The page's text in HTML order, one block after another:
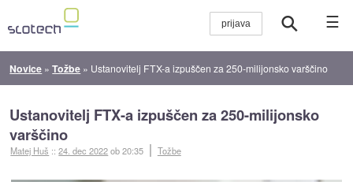
☰
Novice »Tožbe » Ustanovitelj FTX-a izpuščen za 250-milijonsko varščino
Ustanovitelj FTX-a izpuščen za 250-milijonsko
varščino
Matej Huš ::24. dec 2022ob 20:35 Tožbe